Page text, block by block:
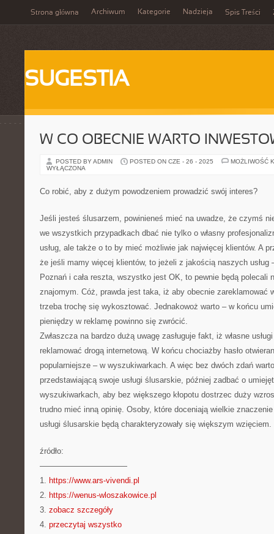
Strona główna Archiwum Kategorie Nadzieja Spis Treści
SUGESTIA
W CO OBECNIE WARTO
POSTED BY ADMIN POSTED ON CZE - 26 - 2025
MOŻLIWOŚĆ
WYŁĄCZONA
Co robić, aby z dużym powodzeniem prowadzić swój interes?
Jeśli jesteś ślusarzem, powinieneś mieć na uwadze, że czymś
we wszystkich przypadkach dbać nie tylko o własny
usług, ale także o to by mieć możliwie jak najwięcej klientów. A
że jeśli mamy więcej klientów, to jeżeli z jakością naszych usług
Poznań i cała reszta, wszystko jest OK, to pewnie będą polecali
znajomym. Cóż, prawda jest taka, iż aby obecnie zareklamować
trzeba trochę się wykosztować. Jednakowoż warto – w końcu
pieniędzy w reklamę powinno się zwrócić.
Zwłaszcza na bardzo dużą uwagę zasługuje fakt, iż własne
reklamować drogą internetową. W końcu chociażby hasło
popularniejsze – w wyszukiwarkach. A więc bez dwóch zdań
przedstawiającą swoje usługi ślusarskie, później zadbać o
wyszukiwarkach, aby bez większego kłopotu dostrzec duży
trudno mieć inną opinię. Osoby, które doceniają wielkie
usługi ślusarskie będą charakteryzowały się większym wzięciem.
źródło:
———————————
1. https://www.ars-vivendi.pl
2. https://wenus-wloszakowice.pl
3. zobacz szczegóły
4. przeczytaj wszystko